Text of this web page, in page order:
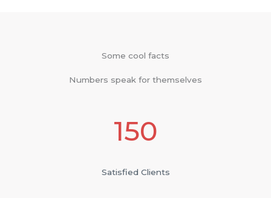
Some cool facts
Numbers speak for themselves
150
Satisfied Clients